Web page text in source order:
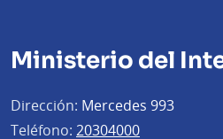
Ministerio del
Dirección: Mercedes 993
Teléfono: 20304000